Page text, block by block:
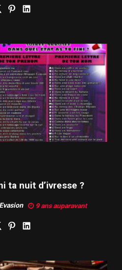
ta nuit d’ivresse ?
9 ans auparavant